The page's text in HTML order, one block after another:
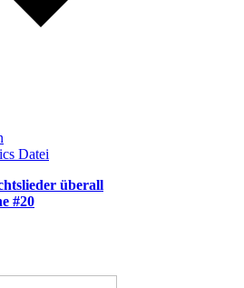
Datei
überall
#20